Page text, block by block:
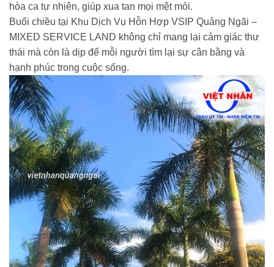
hòa ca tự nhiên, giúp xua tan mọi mệt mỏi.
Buổi chiều tại Khu Dịch Vụ Hỗn Hợp VSIP Quảng Ngãi –
MIXED SERVICE LAND không chỉ mang lại cảm giác thư
thái mà còn là dịp để mỗi người tìm lại sự cân bằng và
hạnh phúc trong cuộc sống.